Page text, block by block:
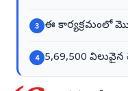
3 ఈ కార్యక్రమంలో
4 5,69,500